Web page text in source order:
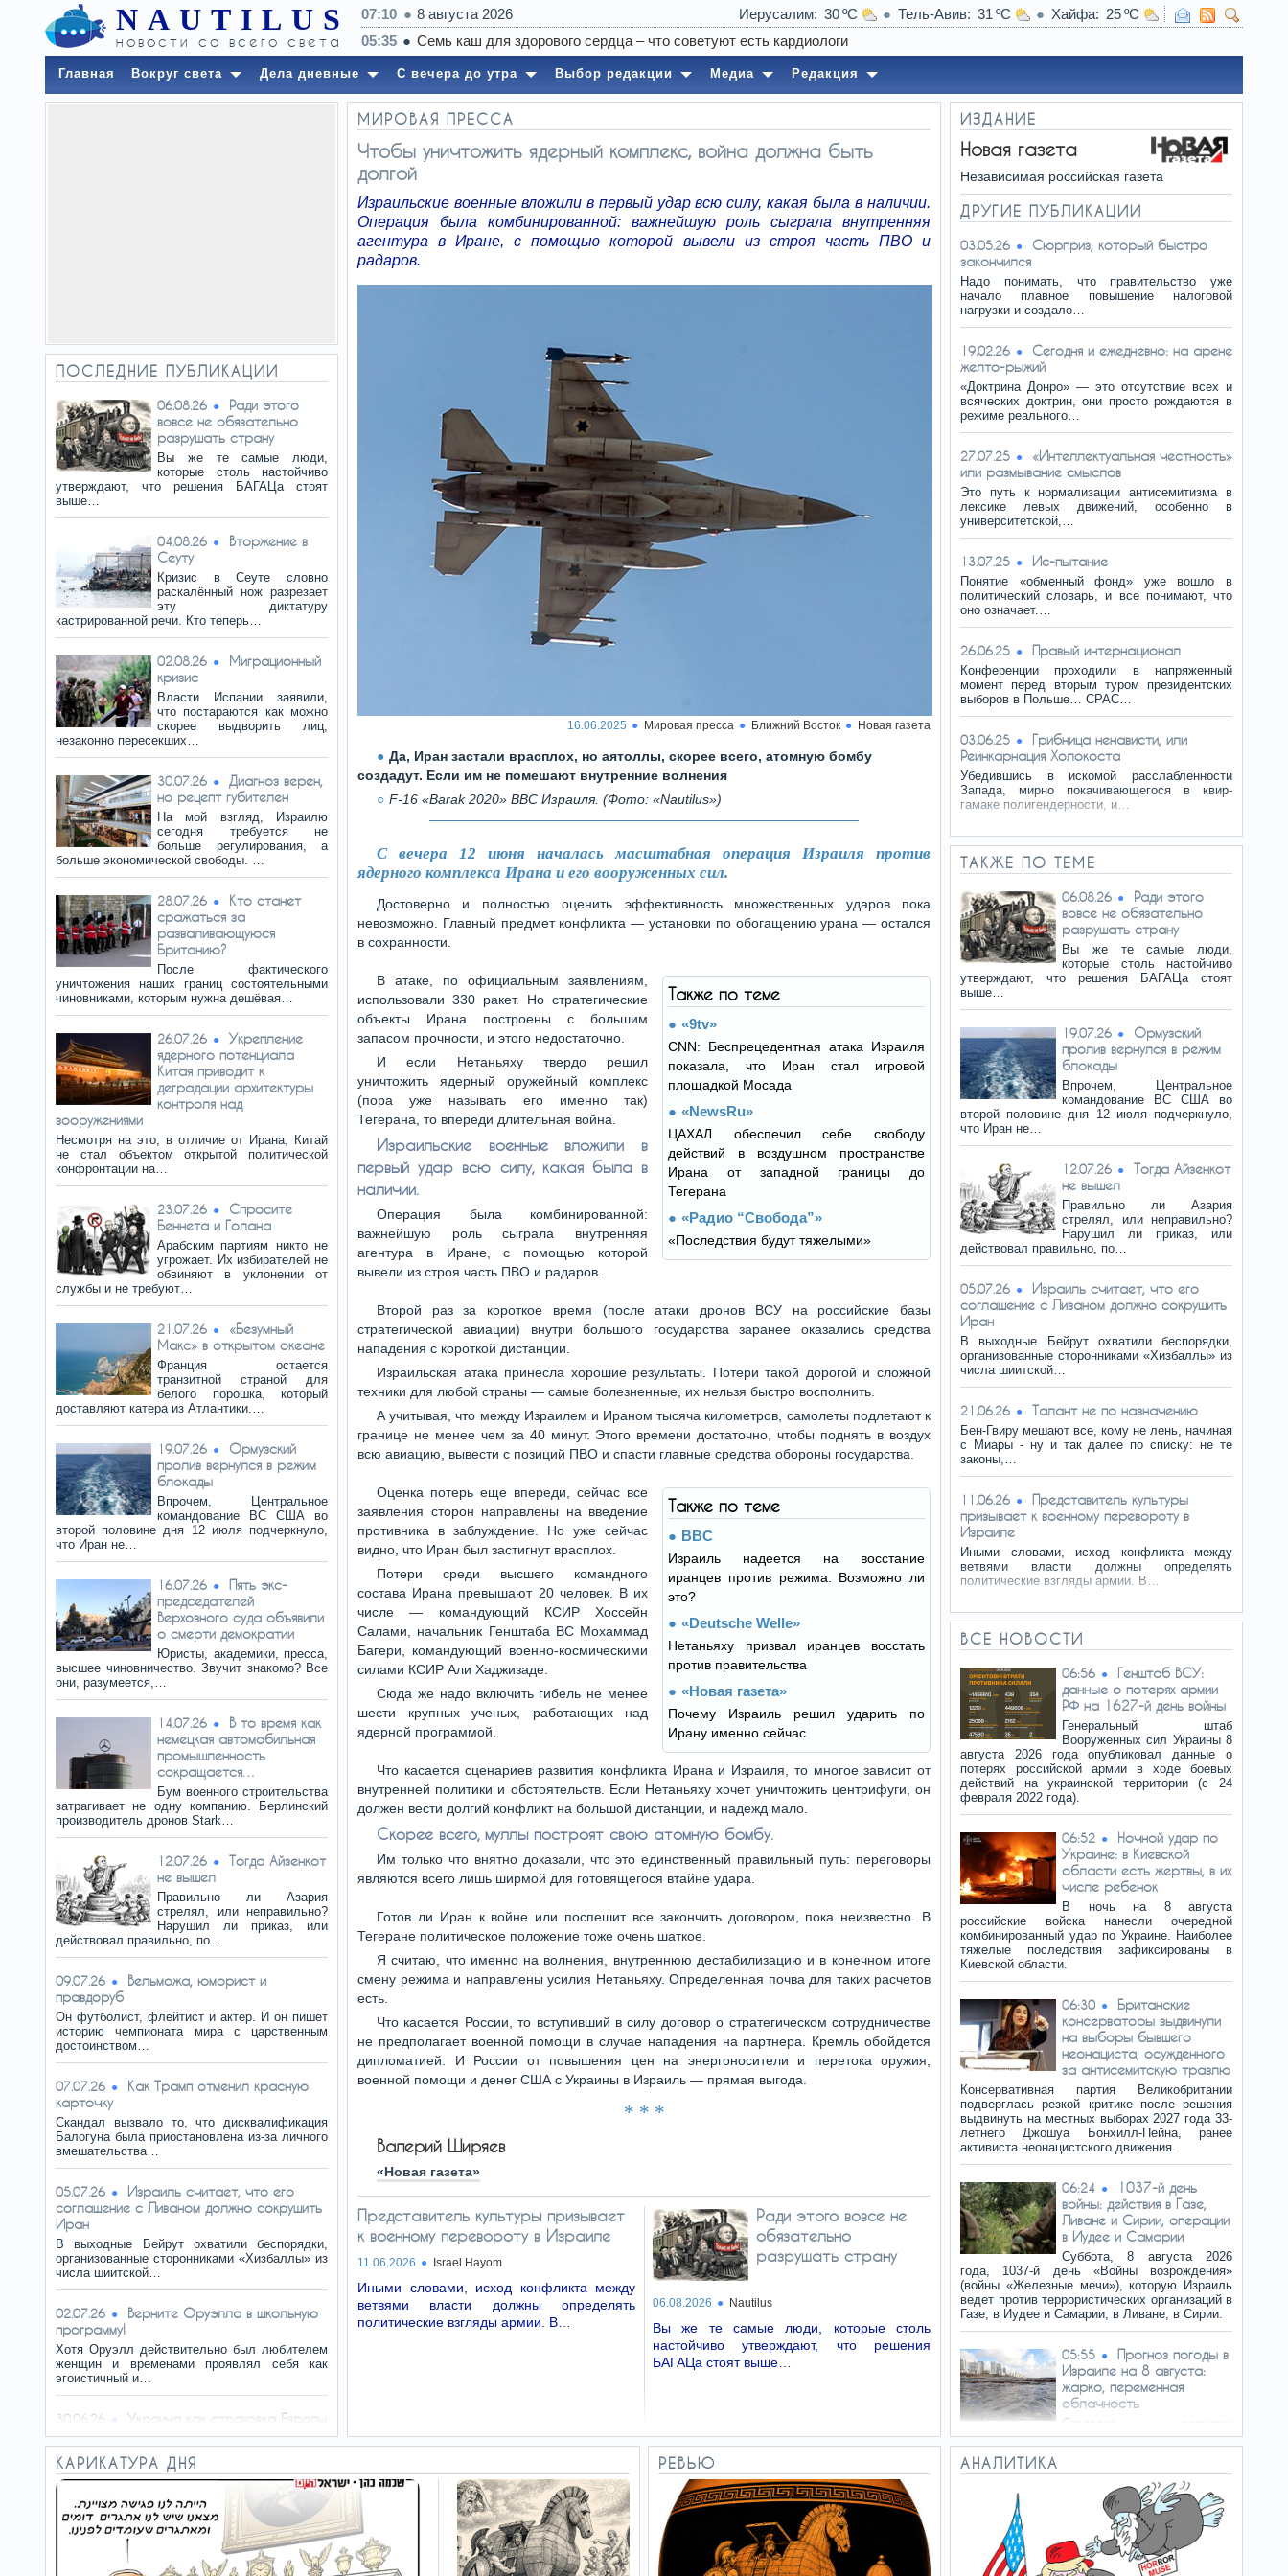
NAUTILUS
новости со всего света
07:10 8 августа 2026 Иерусалим 30 Тель-Авив 31 Хайфа 25
Главная Вокруг света Дела дневные С вечера до утра Выбор редакции Медиа Редакция
ПОСЛЕДНИЕ ПУБЛИКАЦИИ
06.08.26
Ради этого
вовсе не обязательно
разрушать страну
Вы же те самые люди,
которые столь настойчиво
утверждают, что решения БАГАЦа стоят
выше…
04.08.26
Вторжение в
Сеуту
Кризис в Сеуте словно
раскалённый нож разрезает
эту диктатуру
кастрированной речи. Кто теперь…
02.08.26
Миграционный
кризис
Власти Испании заявили,
что постараются как можно
скорее выдворить лиц,
незаконно пересекших…
30.07.26
Диагноз верен,
но рецепт губителен
На мой взгляд, Израилю
сегодня требуется не
больше регулирования, а
больше экономической свободы. …
28.07.26
Кто станет
сражаться за
разваливающуюся
Британию?
После фактического
уничтожения наших границ состоятельными
чиновниками, которым нужна дешёвая…
26.07.26
Укрепление
ядерного потенциала
Китая приводит к
деградации архитектуры
контроля над
вооружениями
Несмотря на это, в отличие от Ирана, Китай
не стал объектом открытой политической
конфронтации на…
23.07.26
Спросите
Беннета и Голана
Арабским партиям никто не
угрожает. Их избирателей не
обвиняют в уклонении от
службы и не требуют…
21.07.26
«Безумный
Макс» в открытом океане
Франция остается
транзитной страной для
белого порошка, который
доставляют катера из Атлантики.…
19.07.26
Ормузский
пролив вернулся в режим
блокады
Впрочем, Центральное
командование ВС США во
второй половине дня 12 июля подчеркнуло,
что Иран не…
16.07.26
Пять экс-
председателей
Верховного суда объявили
о смерти демократии
Юристы, академики, пресса,
высшее чиновничество. Звучит знакомо? Все
они, разумеется,…
14.07.26
В то время как
немецкая автомобильная
промышленность
сокращается…
Бум военного строительства
затрагивает не одну компанию. Берлинский
производитель дронов Stark…
12.07.26
Тогда Айзенкот
не вышел
Правильно ли Азария
стрелял, или неправильно?
Нарушил ли приказ, или
действовал правильно, по…
09.07.26
Вельможа, юморист и
правдоруб
Он футболист, флейтист и актер. И он пишет
историю чемпионата мира с царственным
достоинством…
07.07.26
Как Трамп отменил красную
карточку
Скандал вызвало то, что дисквалификация
Балогуна была приостановлена из-за личного
вмешательства…
05.07.26
Израиль считает, что его
соглашение с Ливаном должно сокрушить
Иран
В выходные Бейрут охватили беспорядки,
организованные сторонниками «Хизбаллы» из
числа шиитской…
02.07.26
Верните Оруэлла в школьную
программу!
Хотя Оруэлл действительно был любителем
женщин и временами проявлял себя как
эгоистичный и…
30.06.26 Украина как страховка Европы
Западные лидеры почти никогда не говорили
о победе Украины как о своей цели. Они
говорили другое:…
28.06.26
Западную цивилизацию убьет
«самоубийственная эмпатия»
Запад достиг величия благодаря
капитализму… Опрос 2025 года показал: 62%
американцев младше 30 лет…
МИРОВАЯ ПРЕССА
Чтобы уничтожить ядерный комплекс, война должна быть
долгой
Израильские военные вложили в первый удар всю силу, какая была в наличии.
Операция была комбинированной: важнейшую роль сыграла внутренняя
агентура в Иране, с помощью которой вывели из строя часть ПВО и
радаров.
16.06.2025 Мировая пресса Ближний Восток Новая газета
Да, Иран застали врасплох, но аятоллы, скорее всего, атомную бомбу
создадут. Если им не помешают внутренние волнения
F-16 «Barak 2020» ВВС Израиля. (Фото: «Nautilus»)
С вечера 12 июня началась масштабная операция Израиля против
ядерного комплекса Ирана и его вооруженных сил.
Достоверно и полностью оценить эффективность множественных ударов пока
невозможно. Главный предмет конфликта — установки по обогащению урана — остался
в сохранности.
Также по теме
«9tv»
CNN: Беспрецедентная атака Израиля
показала, что Иран стал игровой
площадкой Мосада
«NewsRu»
ЦАХАЛ обеспечил себе свободу
действий в воздушном пространстве
Ирана от западной границы до
Тегерана
«Радио “Свобода”»
«Последствия будут тяжелыми»
В атаке, по официальным заявлениям,
использовали 330 ракет. Но стратегические
объекты Ирана построены с большим
запасом прочности, и этого недостаточно.
И если Нетаньяху твердо решил
уничтожить ядерный оружейный комплекс
(пора уже называть его именно так)
Тегерана, то впереди длительная война.
Израильские военные вложили в
первый удар всю силу, какая была в
наличии.
Операция была комбинированной:
важнейшую роль сыграла внутренняя
агентура в Иране, с помощью которой
вывели из строя часть ПВО и радаров.
Второй раз за короткое время (после атаки дронов ВСУ на российские базы
стратегической авиации) внутри большого государства заранее оказались средства
нападения с короткой дистанции.
Израильская атака принесла хорошие результаты. Потери такой дорогой и сложной
техники для любой страны — самые болезненные, их нельзя быстро восполнить.
А учитывая, что между Израилем и Ираном тысяча километров, самолеты подлетают к
границе не менее чем за 40 минут. Этого времени достаточно, чтобы поднять в воздух
всю авиацию, вывести с позиций ПВО и спасти главные средства обороны государства.
Также по теме
BBC
Израиль надеется на восстание
иранцев против режима. Возможно ли
это?
«Deutsche Welle»
Нетаньяху призвал иранцев восстать
против правительства
«Новая газета»
Почему Израиль решил ударить по
Ирану именно сейчас
Оценка потерь еще впереди, сейчас все
заявления сторон направлены на введение
противника в заблуждение. Но уже сейчас
видно, что Иран был застигнут врасплох.
Потери среди высшего командного
состава Ирана превышают 20 человек. В их
числе — командующий КСИР Хоссейн
Салами, начальник Генштаба ВС Мохаммад
Багери, командующий военно-космическими
силами КСИР Али Хаджизаде.
Сюда же надо включить гибель не менее
шести крупных ученых, работающих над
ядерной программой.
Что касается сценариев развития конфликта Ирана и Израиля, то многое зависит от
внутренней политики и обстоятельств. Если Нетаньяху хочет уничтожить центрифуги, он
должен вести долгий конфликт на большой дистанции, и надежд мало.
Скорее всего, муллы построят свою атомную бомбу.
Им только что внятно доказали, что это единственный правильный путь: переговоры
являются всего лишь ширмой для готовящегося втайне удара.
Готов ли Иран к войне или поспешит все закончить договором, пока неизвестно. В
Тегеране политическое положение тоже очень шаткое.
Я считаю, что именно на волнения, внутреннюю дестабилизацию и в конечном итоге
смену режима и направлены усилия Нетаньяху. Определенная почва для таких расчетов
есть.
Что касается России, то вступивший в силу договор о стратегическом сотрудничестве
не предполагает военной помощи в случае нападения на партнера. Кремль обойдется
дипломатией. И России от повышения цен на энергоносители и перетока оружия,
военной помощи и денег США с Украины в Израиль — прямая выгода.
* * *
Валерий Ширяев
«Новая газета»
Представитель культуры призывает
к военному перевороту в Израиле
11.06.2026 Israel Hayom
Иными словами, исход конфликта между
ветвями власти должны определять
политические взгляды армии. В…
Ради этого вовсе не
обязательно
разрушать страну
06.08.2026 Nautilus
Вы же те самые люди, которые столь
настойчиво утверждают, что решения
БАГАЦа стоят выше…
ИЗДАНИЕ
Новая газета
Независимая российская газета
ДРУГИЕ ПУБЛИКАЦИИ
03.05.26
Сюрприз, который быстро
закончился
Надо понимать, что правительство уже
начало плавное повышение налоговой
нагрузки и создало…
19.02.26
Сегодня и ежедневно: на арене
желто-рыжий
«Доктрина Донро» — это отсутствие всех и
всяческих доктрин, они просто рождаются в
режиме реального…
27.07.25
«Интеллектуальная честность»
или размывание смыслов
Это путь к нормализации антисемитизма в
лексике левых движений, особенно в
университетской,…
13.07.25 Ис-пытание
Понятие «обменный фонд» уже вошло в
политический словарь, и все понимают, что
оно означает.…
26.06.25 Правый интернационал
Конференции проходили в напряженный
момент перед вторым туром президентских
выборов в Польше… CPAC…
03.06.25
Грибница ненависти, или
Реинкарнация Холокоста
Убедившись в искомой расслабленности
Запада, мирно покачивающегося в квир-
гамаке полигендерности, и…
ТАКЖЕ ПО ТЕМЕ
06.08.26
Ради этого
вовсе не обязательно
разрушать страну
Вы же те самые люди,
которые столь настойчиво
утверждают, что решения БАГАЦа стоят
выше…
19.07.26
Ормузский
пролив вернулся в режим
блокады
Впрочем, Центральное
командование ВС США во
второй половине дня 12 июля подчеркнуло,
что Иран не…
12.07.26
Тогда Айзенкот
не вышел
Правильно ли Азария
стрелял, или неправильно?
Нарушил ли приказ, или
действовал правильно, по…
05.07.26
Израиль считает, что его
соглашение с Ливаном должно сокрушить
Иран
В выходные Бейрут охватили беспорядки,
организованные сторонниками «Хизбаллы» из
числа шиитской…
21.06.26 Талант не по назначению
Бен-Гвиру мешают все, кому не лень, начиная
с Миары - ну и так далее по списку: не те
законы,…
11.06.26
Представитель культуры
призывает к военному перевороту в
Израиле
Иными словами, исход конфликта между
ветвями власти должны определять
политические взгляды армии. В…
ВСЕ НОВОСТИ
06:56
Генштаб ВСУ:
данные о потерях армии
РФ на 1627-й день войны
Генеральный штаб
Вооруженных сил Украины 8
августа 2026 года опубликовал данные о
потерях российской армии в ходе боевых
действий на украинской территории (с 24
февраля 2022 года).
06:52
Ночной удар по
Украине: в Киевской
области есть жертвы, в их
числе ребенок
В ночь на 8 августа
российские войска нанесли очередной
комбинированный удар по Украине. Наиболее
тяжелые последствия зафиксированы в
Киевской области.
06:30
Британские
консерваторы выдвинули
на выборы бывшего
неонациста, осужденного
за антисемитскую травлю
Консервативная партия Великобритании
подверглась резкой критике после решения
выдвинуть на местных выборах 2027 года 33-
летнего Джошуа Бонхилл-Пейна, ранее
активиста неонацистского движения.
06:24
1037-й день
войны: действия в Газе,
Ливане и Сирии, операции
в Иудее и Самарии
Суббота, 8 августа 2026
года, 1037-й день «Войны возрождения»
(войны «Железные мечи»), которую Израиль
ведет против террористических организаций в
Газе, в Иудее и Самарии, в Ливане, в Сирии.
05:55
Прогноз погоды в
Израиле на 8 августа:
жарко, переменная
облачность
Согласно прогнозу
метеослужбы Израиля, в субботу, 8 августа,
будет близкой к среднесезонной. Переменная
Семь каш для
здорового сердца – что
советуют есть
кардиологи
КАРИКАТУРА ДНЯ РЕВЬЮ АНАЛИТИКА